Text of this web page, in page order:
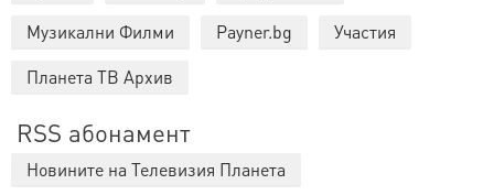
Музикални Филми
Payner.bg
Участия
Планета ТВ Архив
RSS абонамент
Новините на Телевизия Планета